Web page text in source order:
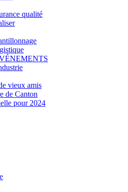
qualité
vieux amis
de Canton
pour 2024